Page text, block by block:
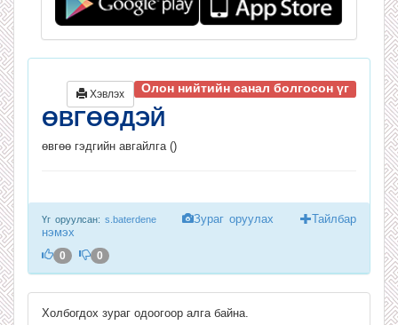
Олон нийтийн санал болгосон үг
Хэвлэх
ӨВГӨӨДЭЙ
өвгөө гэдгийн авгайлга ()
Үг оруулсан: s.baterdene Зураг оруулах
Тайлбар
нэмэх
0 0
Холбогдох зураг одоогоор алга байна.